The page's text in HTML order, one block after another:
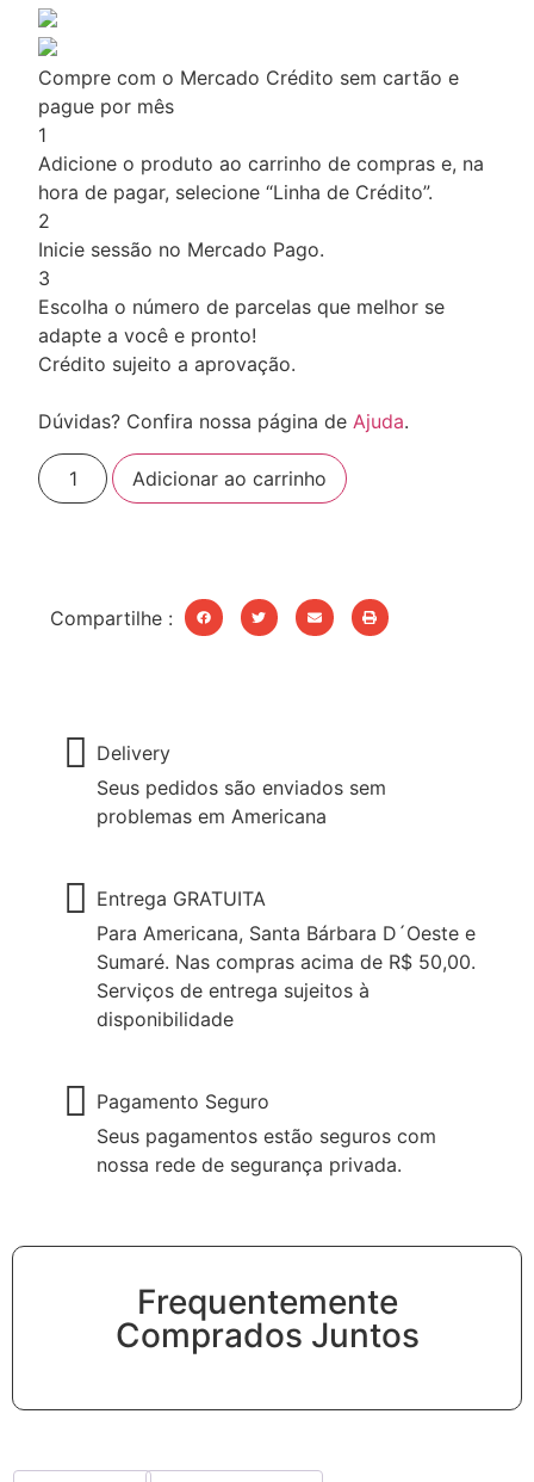
Compre com o Mercado Crédito sem cartão e
pague por mês
1
Adicione o produto ao carrinho de compras e, na
hora de pagar, selecione “Linha de Crédito”.
2
Inicie sessão no Mercado Pago.
3
Escolha o número de parcelas que melhor se
adapte a você e pronto!
Crédito sujeito a aprovação.
Dúvidas? Confira nossa página de Ajuda.
Adicionar ao carrinho
Compartilhe :
Delivery
Seus pedidos são enviados sem
problemas em Americana
Entrega GRATUITA
Para Americana, Santa Bárbara D´Oeste e
Sumaré. Nas compras acima de R$ 50,00.
Serviços de entrega sujeitos à
disponibilidade
Pagamento Seguro
Seus pagamentos estão seguros com
nossa rede de segurança privada.
Frequentemente
Comprados Juntos